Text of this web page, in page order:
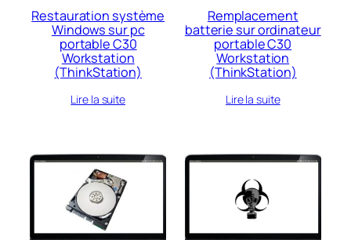
Restauration système
Windows sur pc
portable C30
Workstation
(ThinkStation)
Lire la suite
Remplacement
batterie sur ordinateur
portable C30
Workstation
(ThinkStation)
Lire la suite